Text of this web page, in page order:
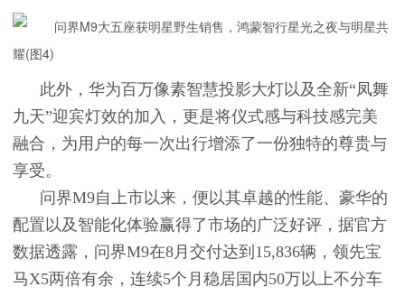
此外，华为百万像素智慧投影大灯以及全新“凤舞
九天”迎宾灯效的加入，更是将仪式感与科技感完美
融合，为用户的每一次出行增添了一份独特的尊贵与
享受。
问界M9自上市以来，便以其卓越的性能、豪华的
配置以及智能化体验赢得了市场的广泛好评，据官方
数据透露，问界M9在8月交付达到15,836辆，领先宝
马X5两倍有余，连续5个月稳居国内50万以上不分车